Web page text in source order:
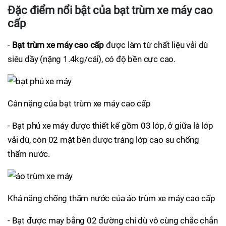
Đặc điểm nổi bật của bạt trùm xe máy cao
cấp
- Bạt trùm xe máy cao cấp được làm từ chất liệu vải dù
siêu dầy (nặng 1.4kg/cái), có độ bền cực cao.
Cân nặng của bạt trùm xe máy cao cấp
- Bạt phủ xe máy được thiết kế gồm 03 lớp, ở giữa là lớp
vải dù, còn 02 mặt bên được tráng lớp cao su chống
thấm nước.
Khả năng chống thấm nước của áo trùm xe máy cao cấp
- Bạt được may bằng 02 đường chỉ dù vô cùng chắc chắn